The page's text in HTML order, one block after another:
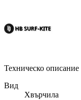
Техническо описание
Вид
Хвърчила